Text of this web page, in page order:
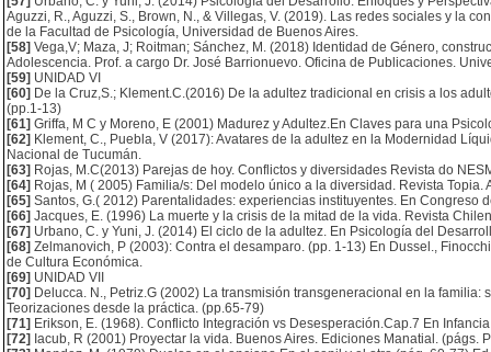
Aguzzi, R., Aguzzi, S., Brown, N., & Villegas, V. (2019). Las redes sociales y la
de la Facultad de Psicología, Universidad de Buenos Aires.
[58] Vega,V; Maza, J; Roitman; Sánchez, M. (2018) Identidad de Género,
Adolescencia. Prof. a cargo Dr. José Barrionuevo. Oficina de Publicaciones.
[59] UNIDAD VI
[60] De la Cruz,S.; Klement.C.(2016) De la adultez tradicional en crisis a los
(pp.1-13)
[61] Griffa, M C y Moreno, E (2001) Madurez y Adultez.En Claves para una
[62] Klement, C., Puebla, V (2017): Avatares de la adultez en la Modernidad
Nacional de Tucumán.
[63] Rojas, M.C(2013) Parejas de hoy. Conflictos y diversidades Revista do
[64] Rojas, M ( 2005) Familia/s: Del modelo único a la diversidad. Revista Topia.
[65] Santos, G.( 2012) Parentalidades: experiencias instituyentes. En
[66] Jacques, E. (1996) La muerte y la crisis de la mitad de la vida. Revista
[67] Urbano, C. y Yuni, J. (2014) El ciclo de la adultez. En Psicología del
[68] Zelmanovich, P (2003): Contra el desamparo. (pp. 1-13) En Dussel.,
de Cultura Económica.
[69] UNIDAD VII
[70] Delucca. N., Petriz.G (2002) La transmisión transgeneracional en la
Teorizaciones desde la práctica. (pp.65-79)
[71] Erikson, E. (1968). Conflicto Integración vs Desesperación.Cap.7 En
[72] Iacub, R (2001) Proyectar la vida. Buenos Aires. Ediciones Manatial. (págs.